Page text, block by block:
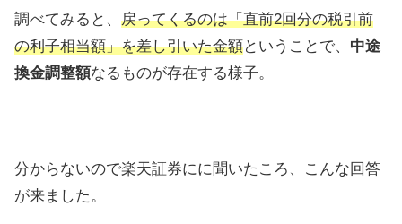
調べてみると、 戻ってくるのは「直前2回分の税引前
の利子相当額」を差し引いた金額ということで、 中途
換金調整額なるものが存在する様子。
分からないので楽天証券にに聞いたころ、こんな回答
が来ました。